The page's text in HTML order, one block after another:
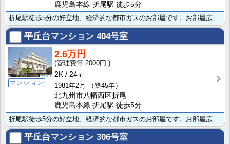
鹿児島本線 折尾駅 徒歩5分
折尾駅徒歩5分の好立地、経済的な都市ガスのお部屋です。お部屋広々2K、バストイレ別で全室洋室、室内洗･･･
平丘台マンション 404号室
マンション
2.6万円
2000円
2K
24㎡
1981年2月
（築45年）
北九州市八幡西区折尾
鹿児島本線 折尾駅 徒歩5分
平丘台マンション 306号室